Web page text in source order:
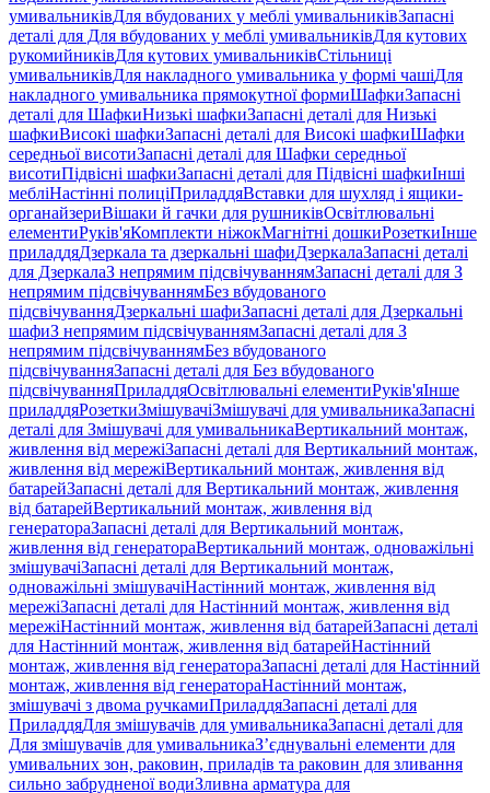
умивальниківДля вбудованих у меблі умивальниківЗапасні
деталі для Для вбудованих у меблі умивальниківДля кутових
рукомийниківДля кутових умивальниківСтільниці
умивальниківДля накладного умивальника у формі чашіДля
накладного умивальника прямокутної формиШафкиЗапасні
деталі для ШафкиНизькі шафкиЗапасні деталі для Низькі
шафкиВисокі шафкиЗапасні деталі для Високі шафкиШафки
середньої висотиЗапасні деталі для Шафки середньої
висотиПідвісні шафкиЗапасні деталі для Підвісні шафкиІнші
мебліНастінні полиціПриладдяВставки для шухляд і ящики-
органайзериВішаки й гачки для рушниківОсвітлювальні
елементиРуків'яКомплекти ніжокМагнітні дошкиРозеткиІнше
приладдяДзеркала та дзеркальні шафиДзеркалаЗапасні деталі
для ДзеркалаЗ непрямим підсвічуваннямЗапасні деталі для З
непрямим підсвічуваннямБез вбудованого
підсвічуванняДзеркальні шафиЗапасні деталі для Дзеркальні
шафиЗ непрямим підсвічуваннямЗапасні деталі для З
непрямим підсвічуваннямБез вбудованого
підсвічуванняЗапасні деталі для Без вбудованого
підсвічуванняПриладдяОсвітлювальні елементиРуків'яІнше
приладдяРозеткиЗмішувачіЗмішувачі для умивальникаЗапасні
деталі для Змішувачі для умивальникаВертикальний монтаж,
живлення від мережіЗапасні деталі для Вертикальний монтаж,
живлення від мережіВертикальний монтаж, живлення від
батарейЗапасні деталі для Вертикальний монтаж, живлення
від батарейВертикальний монтаж, живлення від
генератораЗапасні деталі для Вертикальний монтаж,
живлення від генератораВертикальний монтаж, одноважільні
змішувачіЗапасні деталі для Вертикальний монтаж,
одноважільні змішувачіНастінний монтаж, живлення від
мережіЗапасні деталі для Настінний монтаж, живлення від
мережіНастінний монтаж, живлення від батарейЗапасні деталі
для Настінний монтаж, живлення від батарейНастінний
монтаж, живлення від генератораЗапасні деталі для Настінний
монтаж, живлення від генератораНастінний монтаж,
змішувачі з двома ручкамиПриладдяЗапасні деталі для
ПриладдяДля змішувачів для умивальникаЗапасні деталі для
Для змішувачів для умивальникаЗ’єднувальні елементи для
умивальних зон, раковин, приладів та раковин для зливання
сильно забрудненої водиЗливна арматура для